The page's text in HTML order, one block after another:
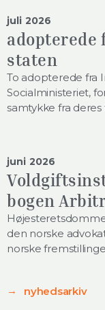
juli 2026
staten
To adopterede fra
Socialministeriet,
samtykke fra
juni 2026
bogen
den norske
norske
nyhedsarkiv